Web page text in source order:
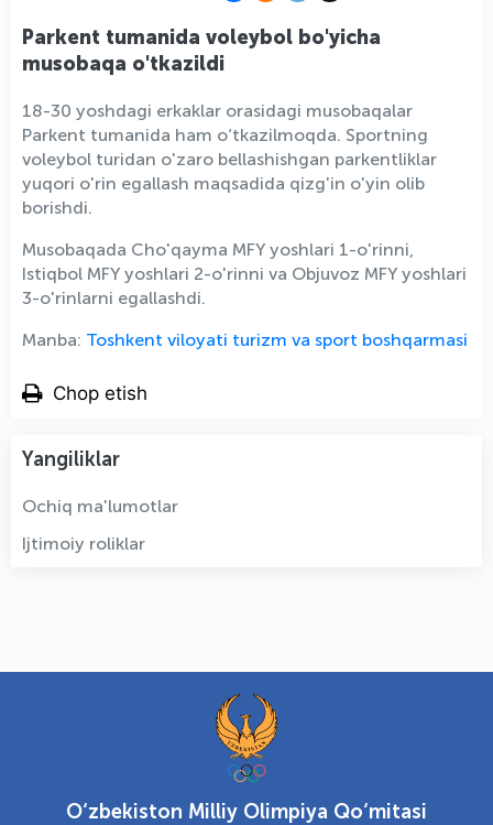
Parkent tumanida voleybol bo'yicha
musobaqa o'tkazildi
18-30 yoshdagi erkaklar orasidagi musobaqalar
Parkent tumanida ham o‘tkazilmoqda. Sportning
voleybol turidan o'zaro bellashishgan parkentliklar
yuqori o'rin egallash maqsadida qizg'in o'yin olib
borishdi.
Musobaqada Cho'qayma MFY yoshlari 1-o'rinni,
Istiqbol MFY yoshlari 2-o'rinni va Objuvoz MFY yoshlari
3-o'rinlarni egallashdi.
Manba: Toshkent viloyati turizm va sport boshqarmasi
Chop etish
Yangiliklar
Ochiq ma'lumotlar
Ijtimoiy roliklar
O‘zbekiston Milliy Olimpiya Qo‘mitasi